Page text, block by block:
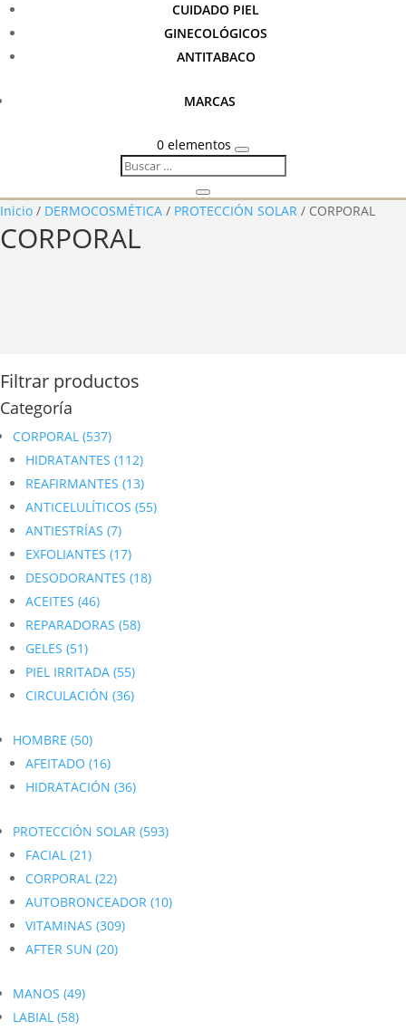
CUIDADO PIEL
GINECOLÓGICOS
ANTITABACO
MARCAS
0 elementos
Inicio / DERMOCOSMÉTICA / PROTECCIÓN SOLAR / CORPORAL
CORPORAL
Filtrar productos
Categoría
CORPORAL (537)
HIDRATANTES (112)
REAFIRMANTES (13)
ANTICELULÍTICOS (55)
ANTIESTRÍAS (7)
EXFOLIANTES (17)
DESODORANTES (18)
ACEITES (46)
REPARADORAS (58)
GELES (51)
PIEL IRRITADA (55)
CIRCULACIÓN (36)
HOMBRE (50)
AFEITADO (16)
HIDRATACIÓN (36)
PROTECCIÓN SOLAR (593)
FACIAL (21)
CORPORAL (22)
AUTOBRONCEADOR (10)
VITAMINAS (309)
AFTER SUN (20)
MANOS (49)
LABIAL (58)